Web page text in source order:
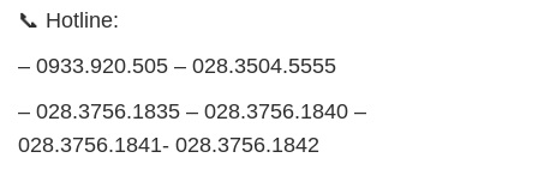
📞 Hotline:
– 0933.920.505 – 028.3504.5555
– 028.3756.1835 – 028.3756.1840 –
028.3756.1841- 028.3756.1842